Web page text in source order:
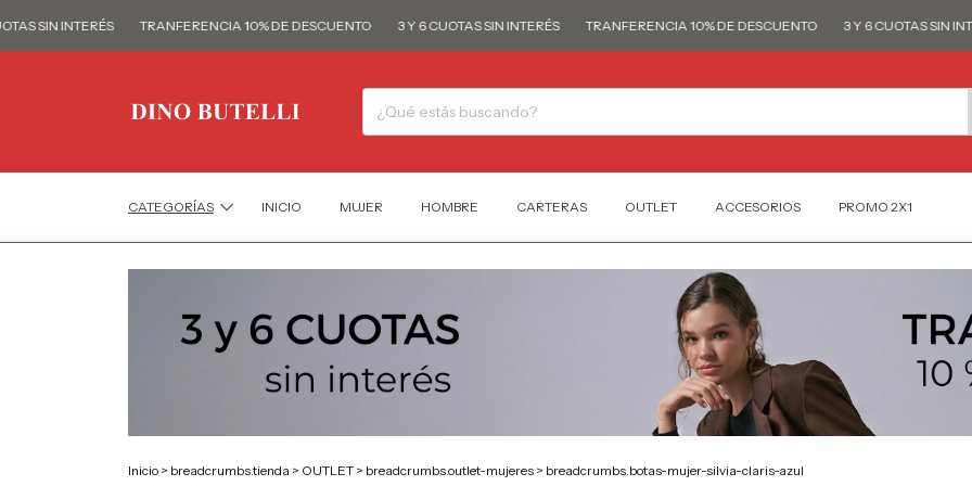
INTERÉS TRANFERENCIA 10% DE DESCUENTO 3 Y 6 CUOTAS SIN INTERÉS TRANFERENCIA 10% DE DESCUENTO 3 Y 6 CUOTAS SIN INTERÉS
CATEGORÍAS INICIO MUJER HOMBRE CARTERAS OUTLET ACCESORIOS PROMO 2X1
Inicio > breadcrumbs.tienda > OUTLET > breadcrumbs.outlet-mujeres > breadcrumbs.botas-mujer-silvia-claris-azul